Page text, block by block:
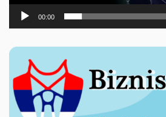
00:00